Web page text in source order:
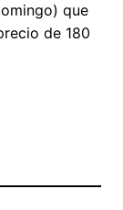
que
de 180